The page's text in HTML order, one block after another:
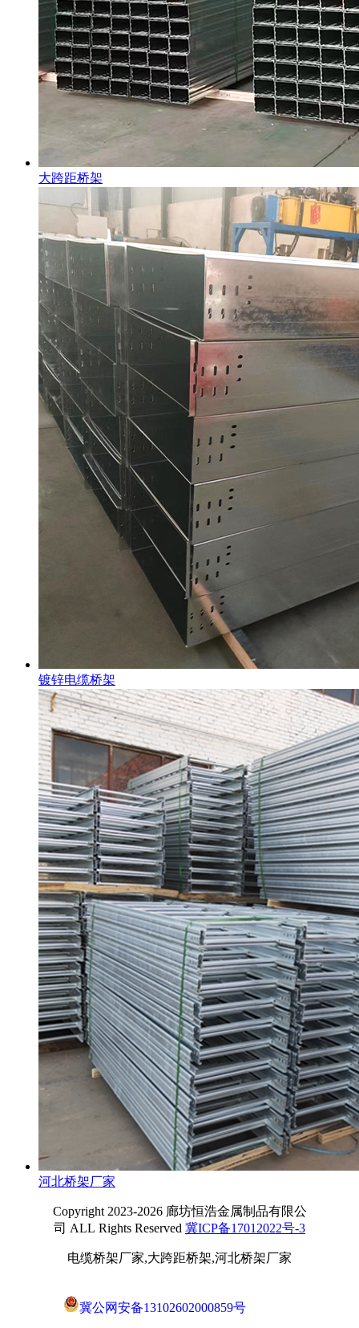
大跨距桥架
镀锌电缆桥架
河北桥架厂家
Copyright 2023-2026 廊坊恒浩金属制品有限公
司 ALL Rights Reserved 冀ICP备17012022号-3
电缆桥架厂家,大跨距桥架,河北桥架厂家
冀公网安备13102602000859号